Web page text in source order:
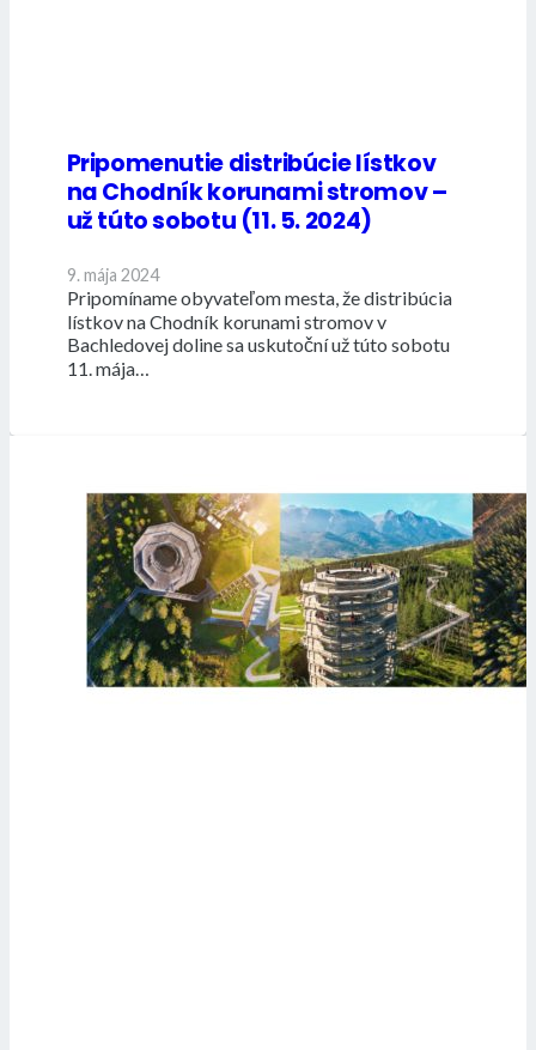
Pripomenutie distribúcie lístkov
na Chodník korunami stromov –
už túto sobotu (11. 5. 2024)
9. mája 2024
Pripomíname obyvateľom mesta, že distribúcia
lístkov na Chodník korunami stromov v
Bachledovej doline sa uskutoční už túto sobotu
11. mája…